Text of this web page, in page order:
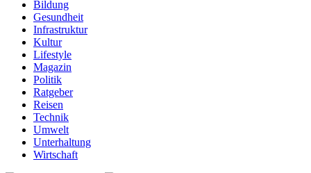
Bildung
Gesundheit
Infrastruktur
Kultur
Lifestyle
Magazin
Politik
Ratgeber
Reisen
Technik
Umwelt
Unterhaltung
Wirtschaft